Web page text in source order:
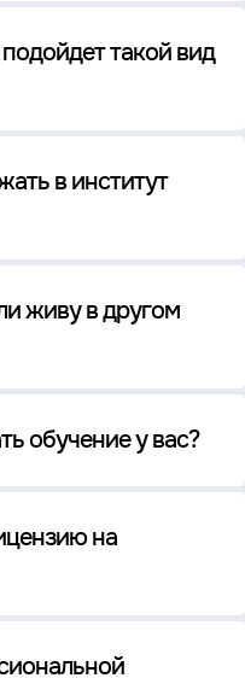
такой вид
в институт
живу в другом
обучение у вас?
на